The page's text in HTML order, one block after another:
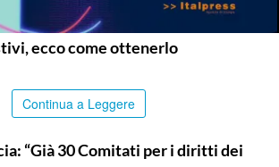
ecco come ottenerlo
Continua a Leggere
“Già 30 Comitati per i diritti dei